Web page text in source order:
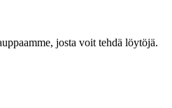
josta voit tehdä löytöjä.